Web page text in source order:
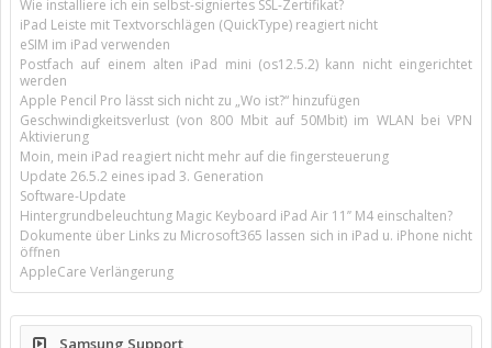
Wie installiere ich ein selbst-signiertes SSL-Zertifikat?
iPad Leiste mit Textvorschlägen (QuickType) reagiert nicht
eSIM im iPad verwenden
Postfach auf einem alten iPad mini (os12.5.2) kann nicht eingerichtet
werden
Apple Pencil Pro lässt sich nicht zu „Wo ist?“ hinzufügen
Geschwindigkeitsverlust (von 800 Mbit auf 50Mbit) im WLAN bei VPN
Aktivierung
Moin, mein iPad reagiert nicht mehr auf die fingersteuerung
Update 26.5.2 eines ipad 3. Generation
Software-Update
Hintergrundbeleuchtung Magic Keyboard iPad Air 11’’ M4 einschalten?
Dokumente über Links zu Microsoft365 lassen sich in iPad u. iPhone nicht
öffnen
AppleCare Verlängerung
Samsung Support